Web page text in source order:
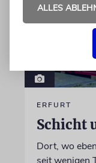
ERFURT
Schicht
Dort, wo
ALLES